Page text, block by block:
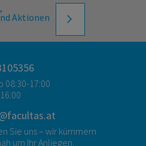
Aktionen
08:30-17:00
Sie uns – wir kümmern
um Ihr Anliegen.